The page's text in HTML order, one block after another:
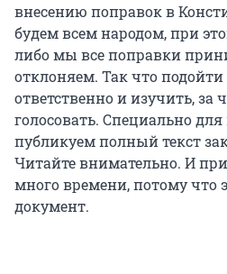
внесению поправок в
будем всем народом, при
либо мы все поправки
отклоняем. Так что подойти
ответственно и изучить, за
голосовать. Специально
публикуем полный текст
Читайте внимательно. И
много времени, потому что
документ.